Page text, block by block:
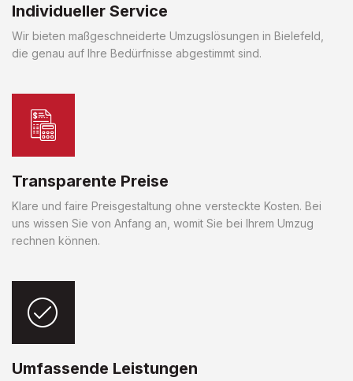
Individueller Service
Wir bieten maßgeschneiderte Umzugslösungen in Bielefeld,
die genau auf Ihre Bedürfnisse abgestimmt sind.
Transparente Preise
Klare und faire Preisgestaltung ohne versteckte Kosten. Bei
uns wissen Sie von Anfang an, womit Sie bei Ihrem Umzug
rechnen können.
Umfassende Leistungen